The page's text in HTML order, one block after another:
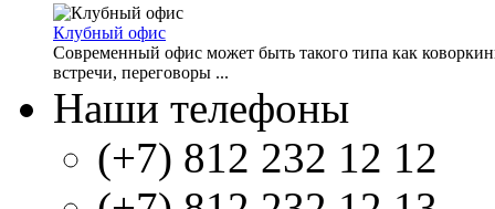
Клубный офис
Современный офис может быть такого типа как
встречи, переговоры ...
Наши телефоны
(+7) 812 232 12 12